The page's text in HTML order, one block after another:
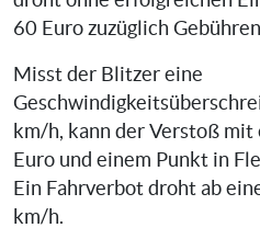
60 Euro zuzüglich
Misst der Blitzer eine
km/h, kann der Verstoß
Euro und einem Punkt in
Ein Fahrverbot droht ab
km/h.